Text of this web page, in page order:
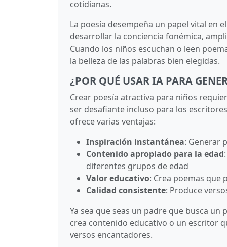
cotidianas.
La poesía desempeña un papel vital en
desarrollar la conciencia fonémica,
Cuando los niños escuchan o leen
la belleza de las palabras bien elegidas.
¿POR QUÉ USAR IA PARA
Crear poesía atractiva para niños
ser desafiante incluso para los
ofrece varias ventajas:
Inspiración instantánea: Generar
Contenido apropiado para la edad
diferentes grupos de edad
Valor educativo: Crea poemas
Calidad consistente: Produce
Ya sea que seas un padre que busca
crea contenido educativo o un escritor
versos encantadores.